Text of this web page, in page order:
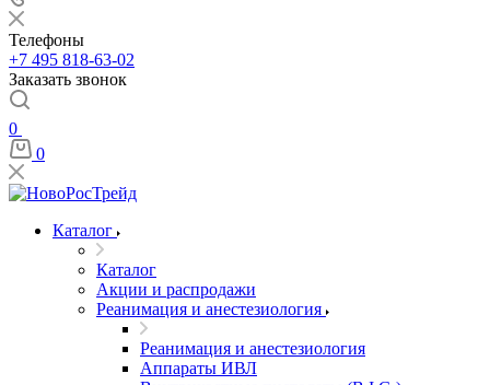
Телефоны
+7 495 818-63-02
Заказать звонок
0
0
Каталог
Каталог
Акции и распродажи
Реанимация и анестезиология
Реанимация и анестезиология
Аппараты ИВЛ